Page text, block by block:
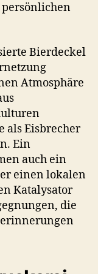
persönlichen
Bierdeckel
Atmosphäre
als Eisbrecher
Ein
auch ein
einen lokalen
Katalysator
die